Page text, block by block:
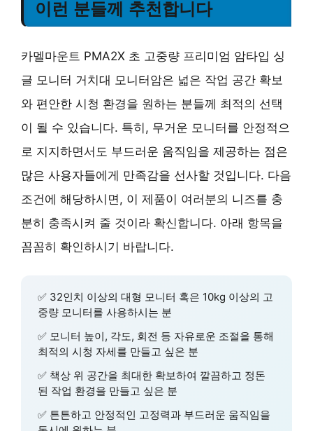
이런 분들께 추천합니다
카멜마운트 PMA2X 초 고중량 프리미엄 암타입 싱
글 모니터 거치대 모니터암은 넓은 작업 공간 확보
와 편안한 시청 환경을 원하는 분들께 최적의 선택
이 될 수 있습니다. 특히, 무거운 모니터를 안정적으
로 지지하면서도 부드러운 움직임을 제공하는 점은
많은 사용자들에게 만족감을 선사할 것입니다. 다음
조건에 해당하시면, 이 제품이 여러분의 니즈를 충
분히 충족시켜 줄 것이라 확신합니다. 아래 항목을
꼼꼼히 확인하시기 바랍니다.
✅ 32인치 이상의 대형 모니터 혹은 10kg 이상의 고
중량 모니터를 사용하시는 분
✅ 모니터 높이, 각도, 회전 등 자유로운 조절을 통해
최적의 시청 자세를 만들고 싶은 분
✅ 책상 위 공간을 최대한 확보하여 깔끔하고 정돈
된 작업 환경을 만들고 싶은 분
✅ 튼튼하고 안정적인 고정력과 부드러운 움직임을